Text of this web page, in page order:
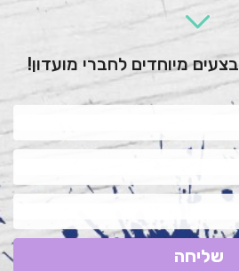
מיוחדים לחברי מועדון!
שליחה